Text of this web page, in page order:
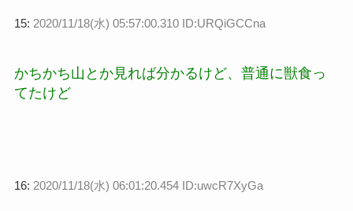
15: 2020/11/18(水) 05:57:00.310 ID:URQiGCCna
かちかち山とか見れば分かるけど、普通に獣食っ
てたけど
16: 2020/11/18(水) 06:01:20.454 ID:uwcR7XyGa